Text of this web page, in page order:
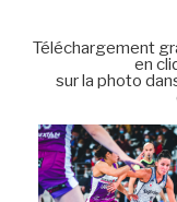
Téléchargement
en
sur la photo